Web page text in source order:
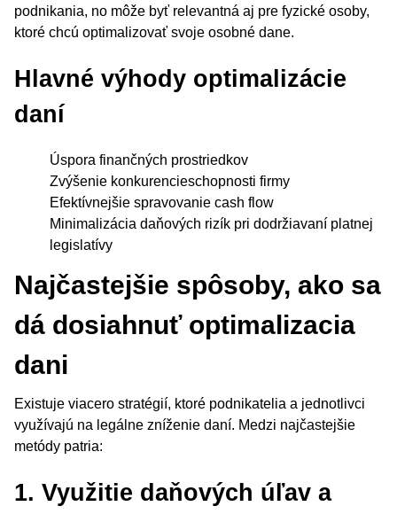
podnikania, no môže byť relevantná aj pre fyzické osoby,
ktoré chcú optimalizovať svoje osobné dane.
Hlavné výhody optimalizácie
daní
Úspora finančných prostriedkov
Zvýšenie konkurencieschopnosti firmy
Efektívnejšie spravovanie cash flow
Minimalizácia daňových rizík pri dodržiavaní platnej
legislatívy
Najčastejšie spôsoby, ako sa
dá dosiahnuť optimalizacia
dani
Existuje viacero stratégií, ktoré podnikatelia a jednotlivci
využívajú na legálne zníženie daní. Medzi najčastejšie
metódy patria:
1. Využitie daňových úľav a